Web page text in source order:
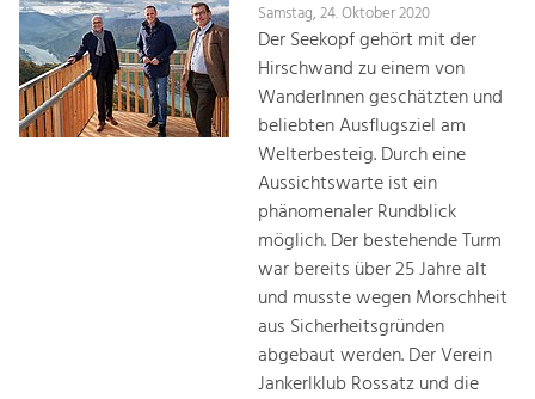
Samstag, 24. Oktober 2020
Der Seekopf gehört mit der
Hirschwand zu einem von
WanderInnen geschätzten und
beliebten Ausflugsziel am
Welterbesteig. Durch eine
Aussichtswarte ist ein
phänomenaler Rundblick
möglich. Der bestehende Turm
war bereits über 25 Jahre alt
und musste wegen Morschheit
aus Sicherheitsgründen
abgebaut werden. Der Verein
Jankerlklub Rossatz und die